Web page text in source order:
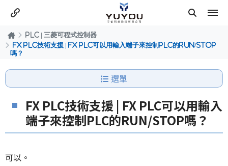
PLC | 三菱可程式控制器
FX PLC技術支援 | FX PLC可以用輸入端子來控制PLC的RUN/STOP
嗎？
選單
FX PLC技術支援 | FX PLC可以用輸入
端子來控制PLC的RUN/STOP嗎？
可以。